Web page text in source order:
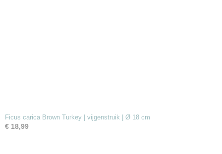
Ficus carica Brown Turkey | vijgenstruik | Ø 18 cm
€ 18,99